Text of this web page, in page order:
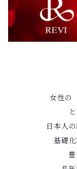
女性の
日本人
基礎